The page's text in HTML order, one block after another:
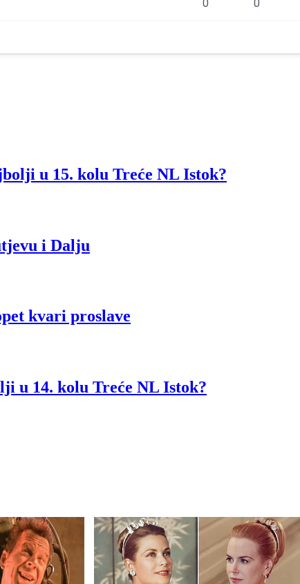
u 15. kolu Treće NL Istok?
i Dalju
kvari proslave
u 14. kolu Treće NL Istok?